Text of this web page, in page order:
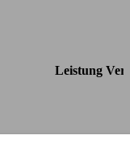
Leistung